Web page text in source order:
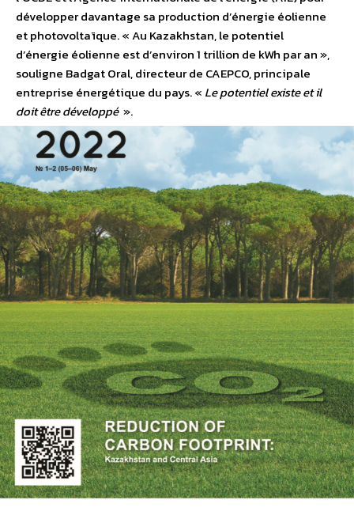
développer davantage sa production d’énergie éolienne
et photovoltaïque. « Au Kazakhstan, le potentiel
d’énergie éolienne est d’environ 1 trillion de kWh par an »,
souligne Badgat Oral, directeur de CAEPCO, principale
entreprise énergétique du pays. « Le potentiel existe et il
doit être développé ».